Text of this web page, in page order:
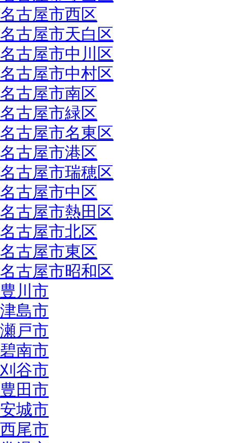
名古屋市西区
名古屋市天白区
名古屋市中川区
名古屋市中村区
名古屋市南区
名古屋市緑区
名古屋市名東区
名古屋市港区
名古屋市瑞穂区
名古屋市中区
名古屋市熱田区
名古屋市北区
名古屋市東区
名古屋市昭和区
豊川市
津島市
瀬戸市
碧南市
刈谷市
豊田市
安城市
西尾市